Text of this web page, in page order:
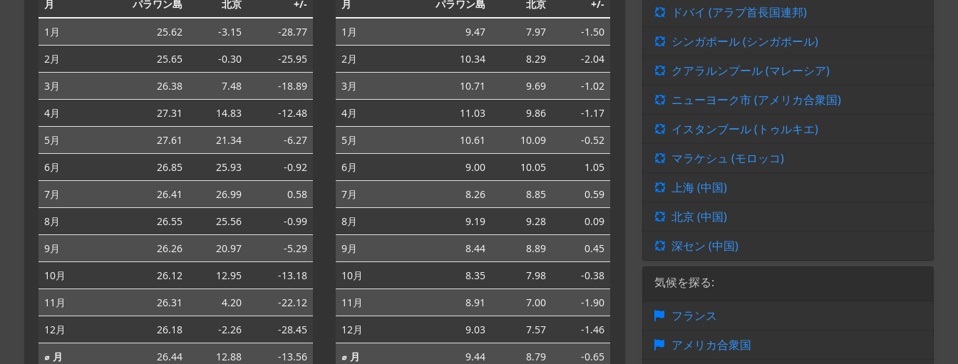
月 パラワン島 北京 +/-
1月 25.62 -3.15
-28.77
2月
25.65 -0.30
-25.95
3月
26.38 7.48
-18.89
4月
27.31 14.83
-12.48
5月
27.61 21.34
-6.27
6月
26.85 25.93
-0.92
7月
26.41 26.99
0.58
8月
26.55 25.56
-0.99
9月
26.26 20.97
-5.29
10月
26.12 12.95
-13.18
11月
26.31 4.20
-22.12
12月
26.18 -2.26
-28.45
⌀ 月
26.44 12.88 -13.56
月 パラワン島 北京 +/-
1月 9.47 7.97
-1.50
2月
10.34 8.29
-2.04
3月
10.71 9.69
-1.02
4月
11.03 9.86
-1.17
5月
10.61 10.09
-0.52
6月
9.00 10.05
1.05
7月
8.26 8.85
0.59
8月
9.19 9.28
0.09
9月
8.44 8.89
0.45
10月
8.35 7.98
-0.38
11月
8.91 7.00
-1.90
12月
9.03 7.57
-1.46
⌀ 月
9.44 8.79 -0.65
ドバイ (アラブ首長国連邦)
シンガポール (シンガポール)
クアラルンプール (マレーシア)
ニューヨーク市 (アメリカ合衆国)
イスタンブール (トゥルキエ)
マラケシュ (モロッコ)
上海 (中国)
北京 (中国)
深セン (中国)
気候を探る:
フランス
アメリカ合衆国